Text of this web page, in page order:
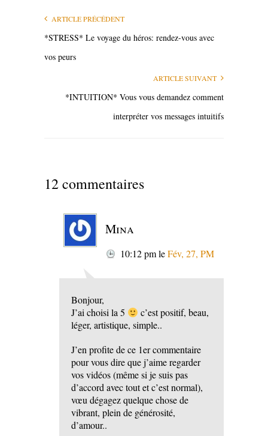
ARTICLE PRÉCÉDENT
*STRESS* Le voyage du héros: rendez-vous avec
vos peurs
ARTICLE SUIVANT
*INTUITION* Vous vous demandez comment
interpréter vos messages intuitifs
12 commentaires
Mina
10:12 pmleFév, 27, PM
Bonjour,
J’ai choisi la 5
c’est positif, beau,
léger, artistique, simple..
J’en profite de ce 1er commentaire
pour vous dire que j’aime regarder
vos vidéos (même si je suis pas
d’accord avec tout et c’est normal),
vœu dégagez quelque chose de
vibrant, plein de générosité,
d’amour..